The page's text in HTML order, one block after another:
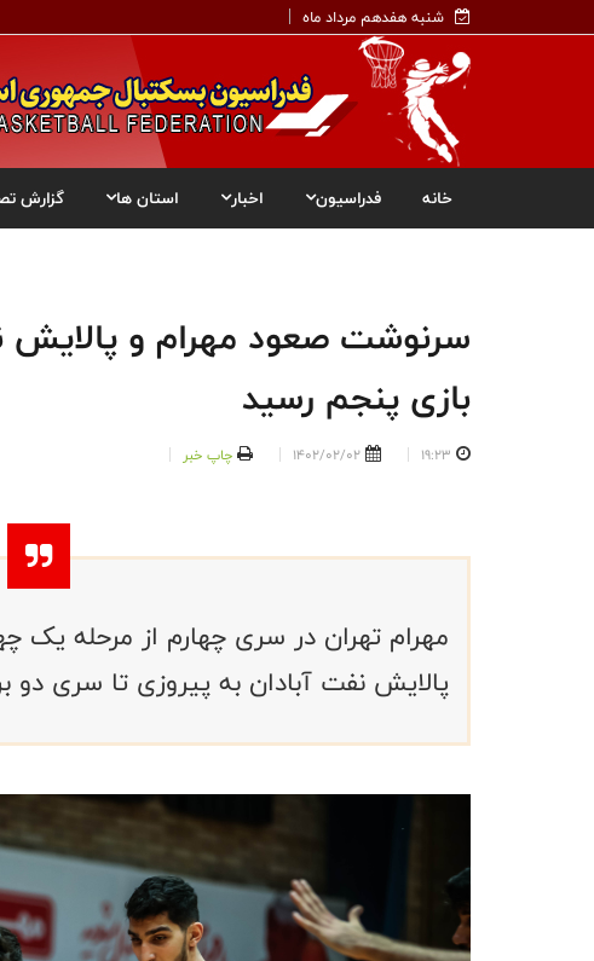
شنبه هفدهم مرداد ماه
خانه فدراسیون اخبار استان ها گزارش
سرنوشت صعود مهرام و پالایش
بازی پنجم رسید
19:23
1402/02/02 چاپ خبر
مهرام تهران در سری چهارم از مرحله یک
پالایش نفت آبادان به پیروزی تا سری